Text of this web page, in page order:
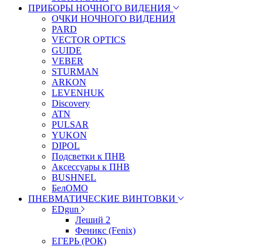
ПРИБОРЫ НОЧНОГО ВИДЕНИЯ
ОЧКИ НОЧНОГО ВИДЕНИЯ
PARD
VECTOR OPTICS
GUIDE
VEBER
STURMAN
ARKON
LEVENHUK
Discovery
ATN
PULSAR
YUKON
DIPOL
Подсветки к ПНВ
Аксессуары к ПНВ
BUSHNEL
БелОМО
ПНЕВМАТИЧЕСКИЕ ВИНТОВКИ
EDgun
Леший 2
Феникс (Fenix)
ЕГЕРЬ (РОК)